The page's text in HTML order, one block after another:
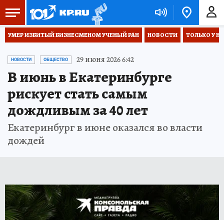
УМЕР ИЗБИТЫЙ БИЗНЕСМЕНОМ УЧЕНЫЙ РАН НОВОСТИ ТОЛЬКО У
НОВОСТИ ОБЩЕСТВО 29 июня 2026 6:42
В июнь в Екатеринбурге
рискует стать самым
дождливым за 40 лет
Екатеринбург в июне оказался во власти
дождей